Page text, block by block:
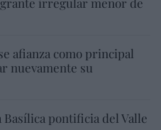
afianza como principal
nuevamente su
Basílica pontificia del Valle